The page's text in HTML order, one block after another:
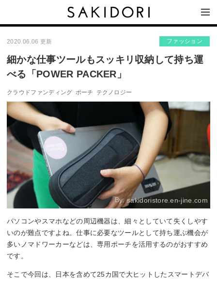
2020.06.06 更新 ファッション
細かな仕事ツールもスッキリ収納して持ち運
べる「POWER PACKER」
クラウドファンディング ポーチ テクノロジー
By:sakidoristore.en-jine.com
パソコンやスマホなどの周辺機器は、細々としていて失くしやす
いのが難点ですよね。仕事に必要なツールとして持ち運ぶ機会が
多いノマドワーカーなどは、専用ポーチを活用するのがおすすめ
です。
そこで今回は、日本を含めて25カ国で大ヒットしたスマートデバ